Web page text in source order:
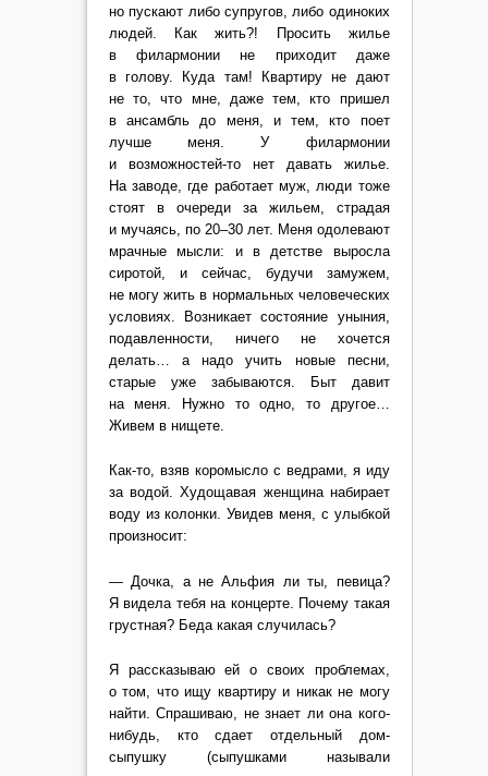
но пускают либо супругов, либо одиноких
людей. Как жить?! Просить жилье
в филармонии не приходит даже
в голову. Куда там! Квартиру не дают
не то, что мне, даже тем, кто пришел
в ансамбль до меня, и тем, кто поет
лучше меня. У филармонии
и возможностей-то нет давать жилье.
На заводе, где работает муж, люди тоже
стоят в очереди за жильем, страдая
и мучаясь, по 20–30 лет. Меня одолевают
мрачные мысли: и в детстве выросла
сиротой, и сейчас, будучи замужем,
не могу жить в нормальных человеческих
условиях. Возникает состояние уныния,
подавленности, ничего не хочется
делать… а надо учить новые песни,
старые уже забываются. Быт давит
на меня. Нужно то одно, то другое…
Живем в нищете.
Как-то, взяв коромысло с ведрами, я иду
за водой. Худощавая женщина набирает
воду из колонки. Увидев меня, с улыбкой
произносит:
— Дочка, а не Альфия ли ты, певица?
Я видела тебя на концерте. Почему такая
грустная? Беда какая случилась?
Я рассказываю ей о своих проблемах,
о том, что ищу квартиру и никак не могу
найти. Спрашиваю, не знает ли она кого-
нибудь, кто сдает отдельный дом-
сыпушку (сыпушками называли